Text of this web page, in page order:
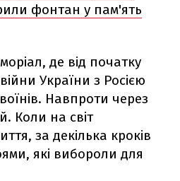
фонтан у пам'ять
де від початку
України з Росією
Навпроти через
Коли на світ
за декілька кроків
які вибороли для